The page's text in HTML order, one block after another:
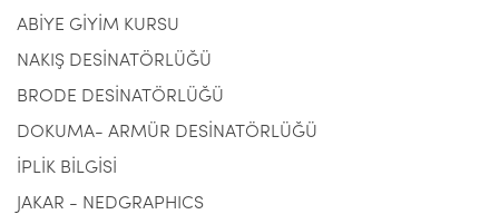
ABİYE GİYİM KURSU
NAKIŞ DESİNATÖRLÜĞÜ
BRODE DESİNATÖRLÜĞÜ
DOKUMA- ARMÜR DESİNATÖRLÜĞÜ
İPLİK BİLGİSİ
JAKAR - NEDGRAPHICS